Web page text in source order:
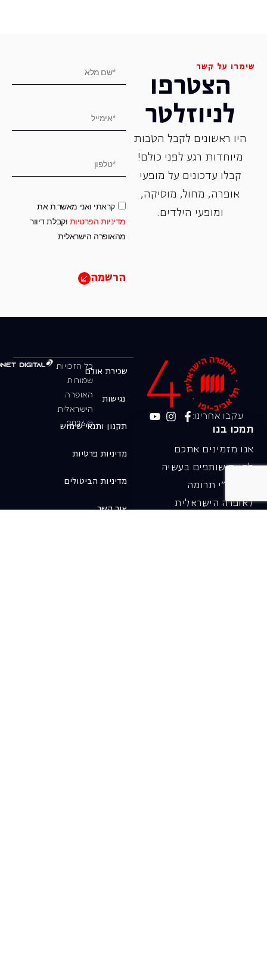
שימרו על קשר
הצטרפו
לניוזלטר
היו ראשונים לקבל הטבות
מיוחדות רגע לפני כולם!
קבלו עדכונים על מופעי
אופרה, ‏מחול, ‏מוסיקה,
ומופעי הילדים.
קראתי ואני מאשר.ת את
מדיניות הפרטיות וקבלת דיוור
מהאופרה הישראלית
הרשמה
עקבו אחרינו:
תמכו בנו
אנו מזמינים אתכם
להיות שותפים בעשיה
שלנו ע"י תרומה
לאופרה הישראלית
כל הזכויות
שמורות
האופרה
הישראלית
© 2026
שכירת אולם
נגישות
תקנון ותנאי שימוש
מדיניות פרטיות
מדיניות הביטולים
צור קשר